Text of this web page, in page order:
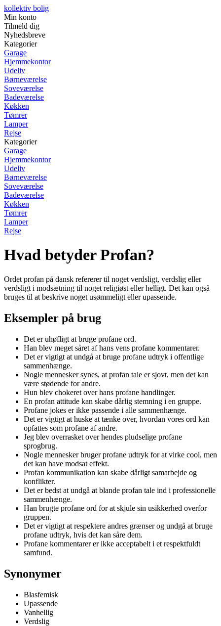
kollektiv bolig
Min konto
Tilmeld dig
Nyhedsbreve
Kategorier
Garage
Hjemmekontor
Udeliv
Børneværelse
Soveværelse
Badeværelse
Køkken
Tømrer
Lamper
Rejse
Kategorier
Garage
Hjemmekontor
Udeliv
Børneværelse
Soveværelse
Badeværelse
Køkken
Tømrer
Lamper
Rejse
Hvad betyder Profan?
Ordet profan på dansk refererer til noget verdsligt, verdslig eller
verdsligt i modsætning til noget religiøst eller helligt. Det kan også
bruges til at beskrive noget usømmeligt eller upassende.
Eksempler på brug
Det er uhøfligt at bruge profane ord.
Han blev meget såret af hans vens profane kommentarer.
Det er vigtigt at undgå at bruge profane udtryk i offentlige
sammenhænge.
Nogle mennesker synes, at profan tale er sjovt, men det kan
være stødende for andre.
Hun blev chokeret over hans profane handlinger.
En profan attitude kan skabe dårlig stemning i en gruppe.
Profane jokes er ikke passende i alle sammenhænge.
Det er vigtigt at huske at tænke over, hvordan vores ord kan
opfattes som profane af andre.
Jeg blev overrasket over hendes pludselige profane
sprogbrug.
Nogle mennesker bruger profane udtryk for at virke cool, men
det kan have modsat effekt.
Profan kommunikation kan skabe dårligt samarbejde og
konflikter.
Det er bedst at undgå at blande profan tale ind i professionelle
sammenhænge.
Han brugte profane ord for at skjule sin usikkerhed overfor
gruppen.
Det er vigtigt at respektere andres grænser og undgå at bruge
profane udtryk, hvis det kan såre dem.
Profane kommentarer er ikke acceptabelt i et respektfuldt
samfund.
Synonymer
Blasfemisk
Upassende
Vanhellig
Verdslig